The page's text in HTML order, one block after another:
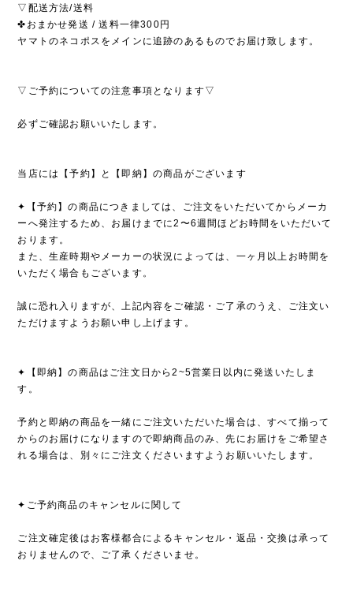
▽配送方法/送料
✤おまかせ発送 / 送料一律300円
ヤマトのネコポスをメインに追跡のあるものでお届け致します。
▽ご予約についての注意事項となります▽
必ずご確認お願いいたします。
当店には【予約】と【即納】の商品がございます
✦【予約】の商品につきましては、ご注文をいただいてからメーカ
ーへ発注するため、お届けまでに2〜6週間ほどお時間をいただいて
おります。
また、生産時期やメーカーの状況によっては、一ヶ月以上お時間を
いただく場合もございます。
誠に恐れ入りますが、上記内容をご確認・ご了承のうえ、ご注文い
ただけますようお願い申し上げます。
✦【即納】の商品はご注文日から2~5営業日以内に発送いたしま
す。
予約と即納の商品を一緒にご注文いただいた場合は、すべて揃って
からのお届けになりますので即納商品のみ、先にお届けをご希望さ
れる場合は、別々にご注文くださいますようお願いいたします。
✦ご予約商品のキャンセルに関して
ご注文確定後はお客様都合によるキャンセル・返品・交換は承って
おりませんので、ご了承くださいませ。